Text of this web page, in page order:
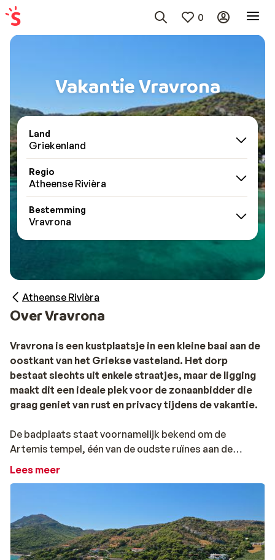
0
Vakantie Vravrona
Land
Griekenland
Regio
Atheense Rivièra
Bestemming
Vravrona
Atheense Rivièra
Over Vravrona
Vravrona is een kustplaatsje in een kleine baai aan de
oostkant van het Griekse vasteland. Het dorp
bestaat slechts uit enkele straatjes, maar de ligging
maakt dit een ideale plek voor de zonaanbidder die
graag geniet van rust en privacy tijdens de vakantie.
De badplaats staat voornamelijk bekend om de
Artemis tempel, één van de oudste ruïnes aan de
Atheense Rivièra. Ook het archeologisch museum in
stad Athene? Geen probleem! De Griekse hoofdstad
ligt op zo'n 40 kilometer van Vravrona en is dus
gemakkelijk aan te reizen. Of je nu wilt ontspannen of
Lees meer